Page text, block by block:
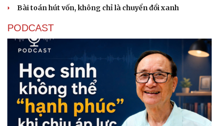
Bài toán hút vốn, không chỉ là chuyển đổi xanh
PODCAST